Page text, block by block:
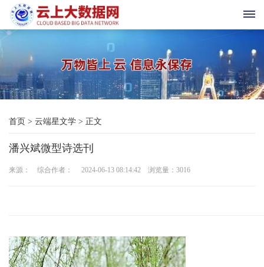
页
科
技
与
时
首页 > 云端星文学 > 正文
潘兴斌微型诗选刊
来源： 综合作者： 2024-06-13 08:14:42 浏览量： 3016